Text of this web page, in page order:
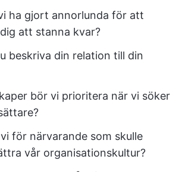
ha gjort annorlunda för att
att stanna kvar?
beskriva din relation till din
bör vi prioritera när vi söker
för närvarande som skulle
vår organisationskultur?